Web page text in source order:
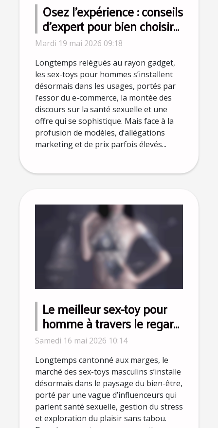
Osez l’expérience : conseils
d’expert pour bien choisir
le meilleur sex-toy pour
homme
Mardi 19 mai 2026 09:18
Longtemps relégués au rayon gadget,
les sex-toys pour hommes s’installent
désormais dans les usages, portés par
l’essor du e-commerce, la montée des
discours sur la santé sexuelle et une
offre qui se sophistique. Mais face à la
profusion de modèles, d’allégations
marketing et de prix parfois élevés...
Le meilleur sex-toy pour
homme à travers le regard
des influenceurs bien-être
Samedi 16 mai 2026 10:14
Longtemps cantonné aux marges, le
marché des sex-toys masculins s’installe
désormais dans le paysage du bien-être,
porté par une vague d’influenceurs qui
parlent santé sexuelle, gestion du stress
et exploration du plaisir sans tabou.